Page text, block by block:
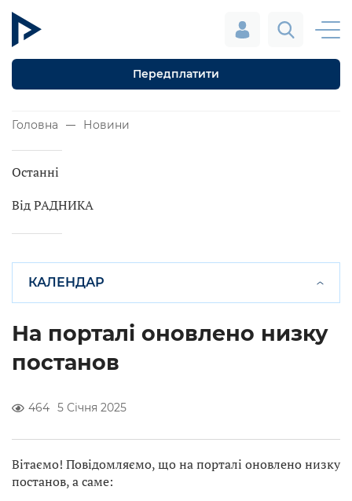
Передплатити
Головна Новини
Останні
Від РАДНИКА
КАЛЕНДАР
На порталі оновлено низку
постанов
464 5 Січня 2025
Вітаємо! Повідомляємо, що на порталі оновлено низку
постанов, а саме: